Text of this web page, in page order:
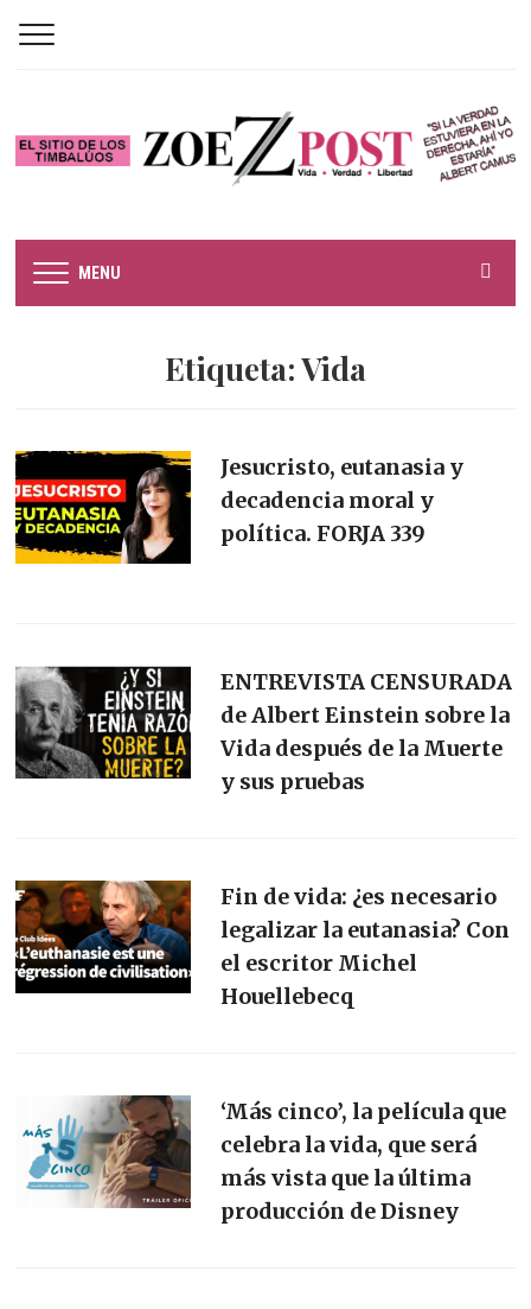
MENU
Etiqueta:Vida
Jesucristo, eutanasia y
decadencia moral y
política. FORJA 339
ENTREVISTA CENSURADA
de Albert Einstein sobre la
Vida después de la Muerte
y sus pruebas
Fin de vida: ¿es necesario
legalizar la eutanasia? Con
el escritor Michel
Houellebecq
‘Más cinco’, la película que
celebra la vida, que será
más vista que la última
producción de Disney